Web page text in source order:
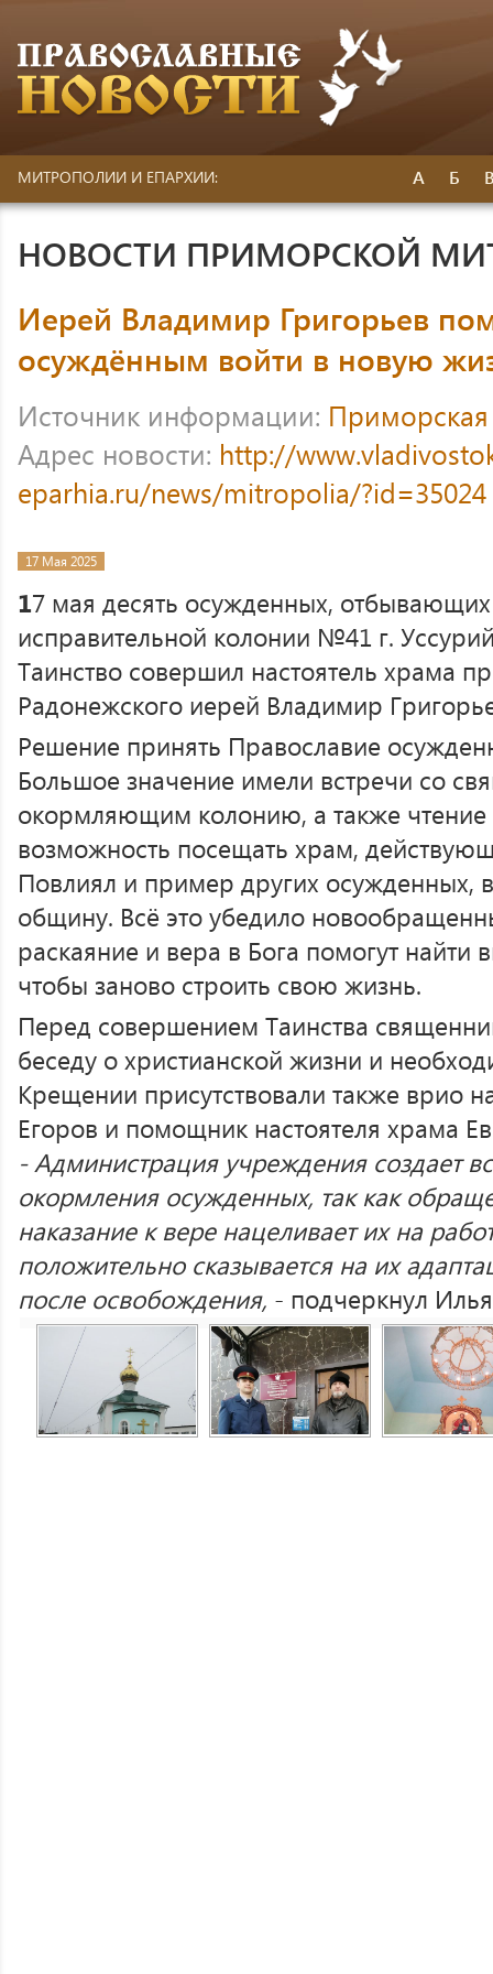
МИТРОПОЛИИ И ЕПАРХИИ: А Б
НОВОСТИ ПРИМОРСКОЙ
Иерей Владимир Григорьев
осуждённым войти в новую
Источник информации:
Адрес новости: http://
eparhia.ru/news/mitropolia/?id=35024
17 Мая 2025
17 мая десять осужденных,
исправительной колонии №41 г.
Таинство совершил настоятель храма
Радонежского иерей Владимир
Решение принять Православие
Большое значение имели встречи со
окормляющим колонию, а также чтение
возможность посещать храм,
Повлиял и пример других осужденных,
общину. Всё это убедило
раскаяние и вера в Бога помогут найти
чтобы заново строить свою жизнь.
Перед совершением Таинства
беседу о христианской жизни и
Крещении присутствовали также врио
Егоров и помощник настоятеля храма
- Администрация учреждения создает
окормления осужденных, так как
наказание к вере нацеливает их на
положительно сказывается на их
после освобождения, - подчеркнул